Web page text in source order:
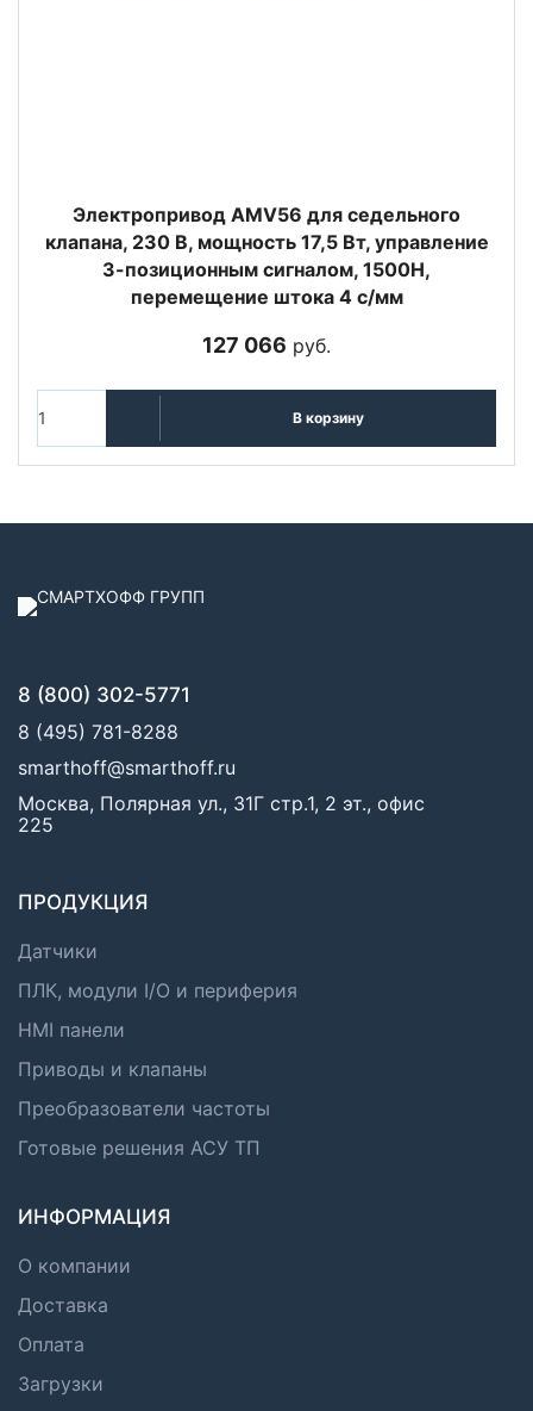
Электропривод AMV56 для седельного
клапана, 230 В, мощность 17,5 Вт, управление
3-позиционным сигналом, 1500Н,
перемещение штока 4 с/мм
127 066 руб.
В корзину
8 (800) 302-5771
8 (495) 781-8288
smarthoff@smarthoff.ru
Москва, Полярная ул., 31Г стр.1, 2 эт., офис
225
ПРОДУКЦИЯ
Датчики
ПЛК, модули I/O и периферия
HMI панели
Приводы и клапаны
Преобразователи частоты
Готовые решения АСУ ТП
ИНФОРМАЦИЯ
О компании
Доставка
Оплата
Загрузки